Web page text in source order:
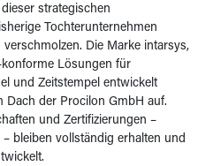
strategischen
Tochterunternehmen
Die Marke intarsys,
Lösungen für
und Zeitstempel entwickelt
der Procilon GmbH auf.
und Zertifizierungen –
bleiben vollständig erhalten und